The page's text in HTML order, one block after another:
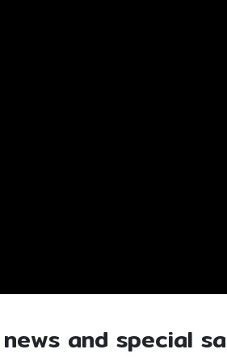
and special